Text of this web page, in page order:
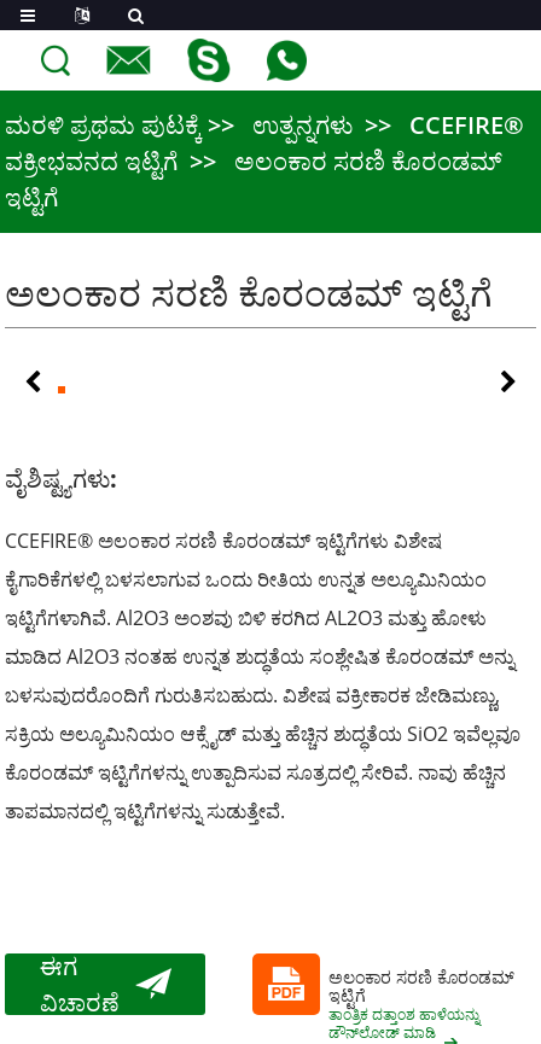
ಮರಳಿ ಪ್ರಥಮ ಪುಟಕ್ಕೆ ಉತ್ಪನ್ನಗಳು
CCEFIRE®
ವಕ್ರೀಭವನದ ಇಟ್ಟಿಗೆ
ಅಲಂಕಾರ ಸರಣಿ ಕೊರಂಡಮ್
ಇಟ್ಟಿಗೆ
ಅಲಂಕಾರ ಸರಣಿ ಕೊರಂಡಮ್ ಇಟ್ಟಿಗೆ
ವೈಶಿಷ್ಟ್ಯಗಳು:
CCEFIRE® ಅಲಂಕಾರ ಸರಣಿ ಕೊರಂಡಮ್ ಇಟ್ಟಿಗೆಗಳು ವಿಶೇಷ
ಕೈಗಾರಿಕೆಗಳಲ್ಲಿ ಬಳಸಲಾಗುವ ಒಂದು ರೀತಿಯ ಉನ್ನತ ಅಲ್ಯೂಮಿನಿಯಂ
ಇಟ್ಟಿಗೆಗಳಾಗಿವೆ. Al2O3 ಅಂಶವು ಬಿಳಿ ಕರಗಿದ AL2O3 ಮತ್ತು ಹೋಳು
ಮಾಡಿದ Al2O3 ನಂತಹ ಉನ್ನತ ಶುದ್ಧತೆಯ ಸಂಶ್ಲೇಷಿತ ಕೊರಂಡಮ್ ಅನ್ನು
ಬಳಸುವುದರೊಂದಿಗೆ ಗುರುತಿಸಬಹುದು. ವಿಶೇಷ ವಕ್ರೀಕಾರಕ ಜೇಡಿಮಣ್ಣು,
ಸಕ್ರಿಯ ಅಲ್ಯೂಮಿನಿಯಂ ಆಕ್ಸೈಡ್ ಮತ್ತು ಹೆಚ್ಚಿನ ಶುದ್ಧತೆಯ SiO2 ಇವೆಲ್ಲವೂ
ಕೊರಂಡಮ್ ಇಟ್ಟಿಗೆಗಳನ್ನು ಉತ್ಪಾದಿಸುವ ಸೂತ್ರದಲ್ಲಿ ಸೇರಿವೆ. ನಾವು ಹೆಚ್ಚಿನ
ತಾಪಮಾನದಲ್ಲಿ ಇಟ್ಟಿಗೆಗಳನ್ನು ಸುಡುತ್ತೇವೆ.
ಈಗ
ವಿಚಾರಣೆ
ಅಲಂಕಾರ ಸರಣಿ ಕೊರಂಡಮ್
ಇಟ್ಟಿಗೆ
ತಾಂತ್ರಿಕ ದತ್ತಾಂಶ ಹಾಳೆಯನ್ನು
ಡೌನ್‌ಲೋಡ್ ಮಾಡಿ